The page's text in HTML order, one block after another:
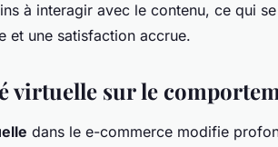
à interagir avec le contenu, ce qui
et une satisfaction accrue.
virtuelle sur le
dans le e-commerce modifie